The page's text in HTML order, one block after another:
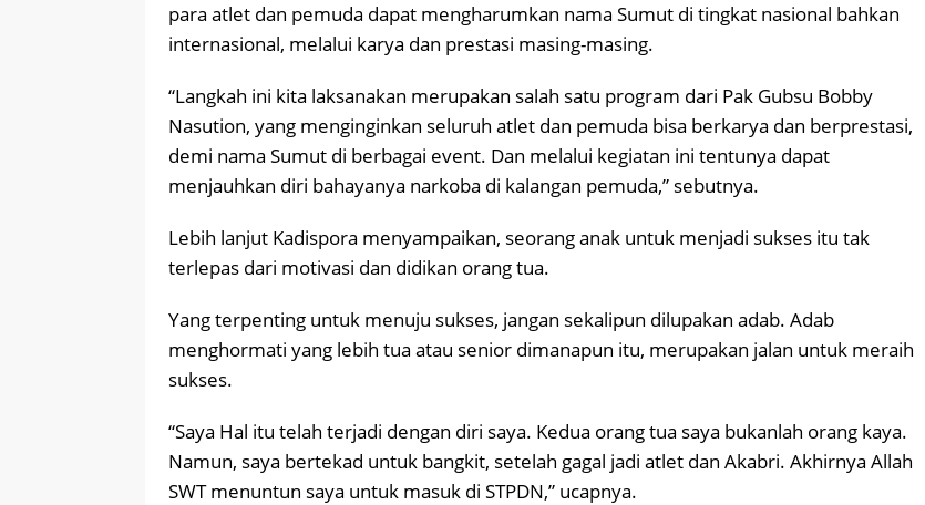
para atlet dan pemuda dapat mengharumkan nama Sumut di tingkat nasional bahkan
internasional, melalui karya dan prestasi masing-masing.
“Langkah ini kita laksanakan merupakan salah satu program dari Pak Gubsu Bobby
Nasution, yang menginginkan seluruh atlet dan pemuda bisa berkarya dan berprestasi,
demi nama Sumut di berbagai event. Dan melalui kegiatan ini tentunya dapat
menjauhkan diri bahayanya narkoba di kalangan pemuda,” sebutnya.
Lebih lanjut Kadispora menyampaikan, seorang anak untuk menjadi sukses itu tak
terlepas dari motivasi dan didikan orang tua.
Yang terpenting untuk menuju sukses, jangan sekalipun dilupakan adab. Adab
menghormati yang lebih tua atau senior dimanapun itu, merupakan jalan untuk meraih
sukses.
“Saya Hal itu telah terjadi dengan diri saya. Kedua orang tua saya bukanlah orang kaya.
Namun, saya bertekad untuk bangkit, setelah gagal jadi atlet dan Akabri. Akhirnya Allah
SWT menuntun saya untuk masuk di STPDN,” ucapnya.